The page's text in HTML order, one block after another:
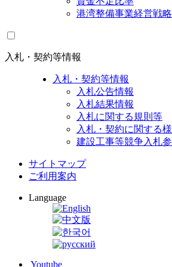
港湾整備事業経営戦略
入札・契約等情報
入札・契約等情報
入札公告情報
入札結果情報
入札に関する規則等
入札・契約に関する
建設工事等競争入札
サイトマップ
ご利用案内
Language
Youtube